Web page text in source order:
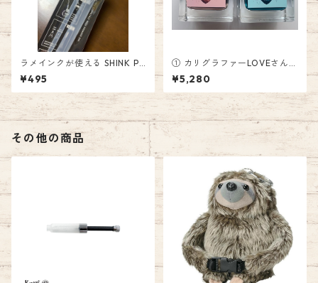
ラメインクが使える SHINK PE
N 495円(税込)
¥495
① カリグラファーLOVEさん監
修 ペンとインクと万年筆の
店 樂さんインク NINE雑貨ス
トアインクのセット Fountai
n Pen Ink
¥5,280
その他の商品